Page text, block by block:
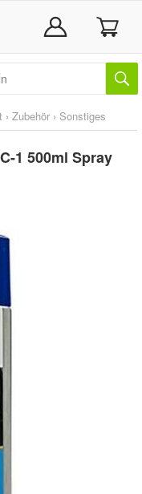
› Zubehör › Sonstiges
1 500ml Spray